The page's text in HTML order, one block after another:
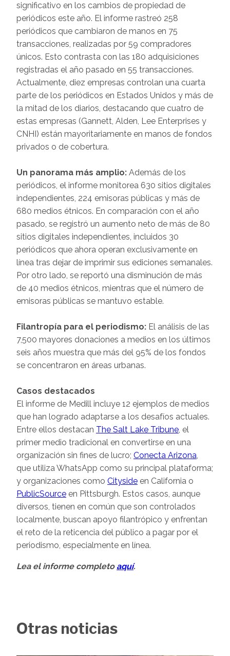
significativo en los cambios de propiedad de
periódicos este año. El informe rastreó 258
periódicos que cambiaron de manos en 75
transacciones, realizadas por 59 compradores
únicos. Esto contrasta con las 180 adquisiciones
registradas el año pasado en 55 transacciones.
Actualmente, diez empresas controlan una cuarta
parte de los periódicos en Estados Unidos y más de
la mitad de los diarios, destacando que cuatro de
estas empresas (Gannett, Alden, Lee Enterprises y
CNHI) están mayoritariamente en manos de fondos
privados o de cobertura.
Un panorama más amplio: Además de los
periódicos, el informe monitorea 630 sitios digitales
independientes, 224 emisoras públicas y más de
680 medios étnicos. En comparación con el año
pasado, se registró un aumento neto de más de 80
sitios digitales independientes, incluidos 30
periódicos que ahora operan exclusivamente en
línea tras dejar de imprimir sus ediciones semanales.
Por otro lado, se reportó una disminución de más
de 40 medios étnicos, mientras que el número de
emisoras públicas se mantuvo estable.
Filantropía para el periodismo: El análisis de las
7,500 mayores donaciones a medios en los últimos
seis años muestra que más del 95% de los fondos
se concentraron en áreas urbanas.
Casos destacados
El informe de Medill incluye 12 ejemplos de medios
que han logrado adaptarse a los desafíos actuales.
Entre ellos destacan The Salt Lake Tribune, el
primer medio tradicional en convertirse en una
organización sin fines de lucro; Conecta Arizona,
que utiliza WhatsApp como su principal plataforma;
y organizaciones como Cityside en California o
PublicSource en Pittsburgh. Estos casos, aunque
diversos, tienen en común que son controlados
localmente, buscan apoyo filantrópico y enfrentan
el reto de la reticencia del público a pagar por el
periodismo, especialmente en línea.
Lea el informe completo aquí.
Otras noticias